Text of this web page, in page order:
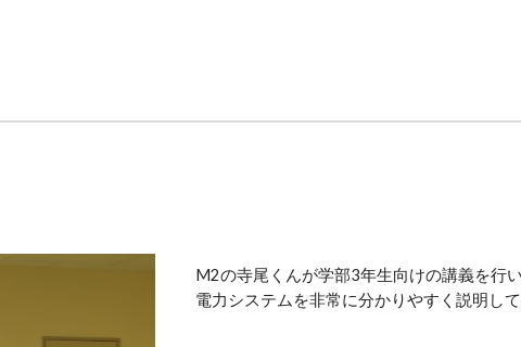
M2の寺尾くんが学部3年生向けの講義を行い
電力システムを非常に分かりやすく説明し